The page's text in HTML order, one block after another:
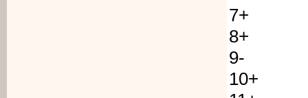
7+
8+
9-
10+